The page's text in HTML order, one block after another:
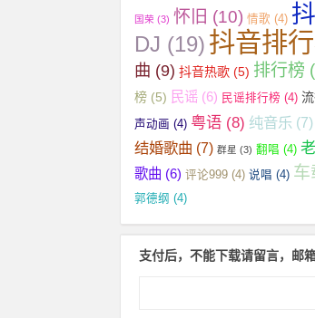
国荣 (3) 怀旧 (10) 情歌 (4)
DJ (19) 抖音排
曲 (9) 抖音热歌 (5) 排行榜
榜 (5) 民谣 (6) 民谣排行榜 (4)
声动画 (4) 粤语 (8) 纯音乐 (7)
结婚歌曲 (7) 群星 (3) 翻唱 (4)
歌曲 (6) 评论999 (4) 说唱 (4) 车
郭德纲 (4)
支付后，不能下载请留言，邮